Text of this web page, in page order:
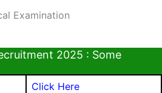
Examination
2025 : Some
Click Here